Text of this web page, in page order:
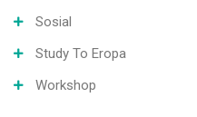
Sosial
Study To Eropa
Workshop